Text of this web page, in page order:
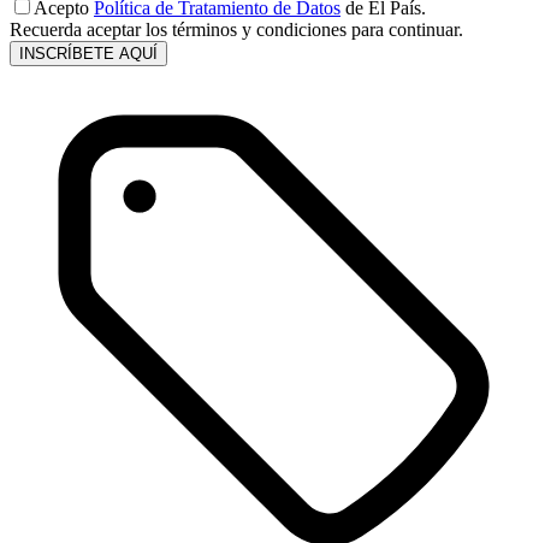
Acepto Política de Tratamiento de Datos de El País.
Recuerda aceptar los términos y condiciones para continuar.
INSCRÍBETE AQUÍ